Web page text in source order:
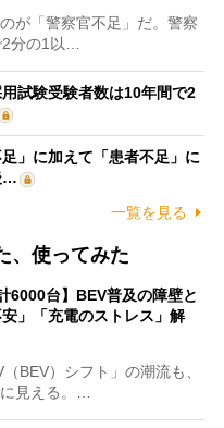
が「警察官不足」だ。警察
2分の1以…
試験受験者数は10年間で2
」に加えて「患者不足」に
…
一覧を見る
、使ってみた
6000台】BEV普及の障壁と
」「充電のストレス」解
BEV）シフト」の潮流も、
見える。…